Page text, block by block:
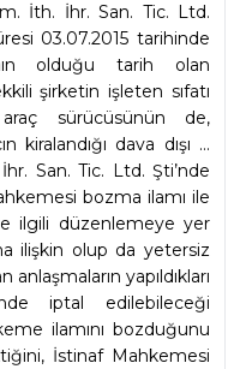
İth. İhr. San. Tic. Ltd.
03.07.2015 tarihinde
olduğu tarih olan
şirketin işleten sıfatı
araç sürücüsünün de,
kiralandığı dava dışı ...
San. Tic. Ltd. Şti’nde
bozma ilamı ile
ilgili düzenlemeye yer
ilişkin olup da yetersiz
yapıldıkları
iptal edilebileceği
ilamını bozduğunu
İstinaf Mahkemesi